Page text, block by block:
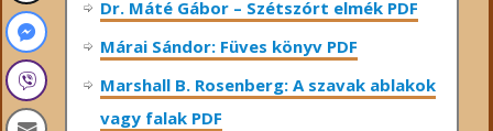
Dr. Máté Gábor – Szétszórt elmék PDF
Márai Sándor: Füves könyv PDF
Marshall B. Rosenberg: A szavak ablakok
vagy falak PDF